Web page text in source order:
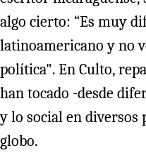
algo cierto: “Es muy
latinoamericano y no
política". En Culto,
han tocado -desde
y lo social en diversos
globo.